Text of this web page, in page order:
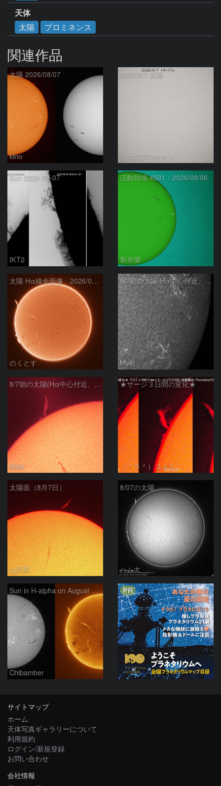
天体
太陽
プロミネンス
関連作品
太陽 2026/08/07
kino
2026/8/7 太陽
小犬のプロキオン
Sun 2026-08-07
IKT2
活動領域 4501：2026/08/06
新井優
太陽 Hα線全面像 2026/08/07
のくとす
8/7朝の太陽(Hα中心付近、4498、4502付近)
Maki
8/7朝の太陽(Hα中心付近、プロミネンス)
Maki
★サージ３日間の変化★
（＾０＾）コメト
太陽面（8月7日）
山田昇
8/07の太陽
ハム太
Sun in H-alpha on August 7, 2026
Chibamber
PR
サイトマップ
ホーム
天体写真ギャラリーについて
利用規約
ログイン/新規登録
お問い合わせ
会社情報